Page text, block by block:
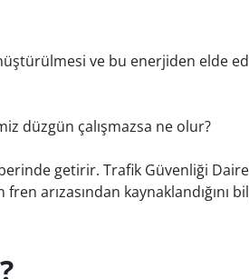
ve bu enerjiden elde
düzgün çalışmazsa ne olur?
getirir. Trafik Güvenliği Dairesi
arızasından kaynaklandığını